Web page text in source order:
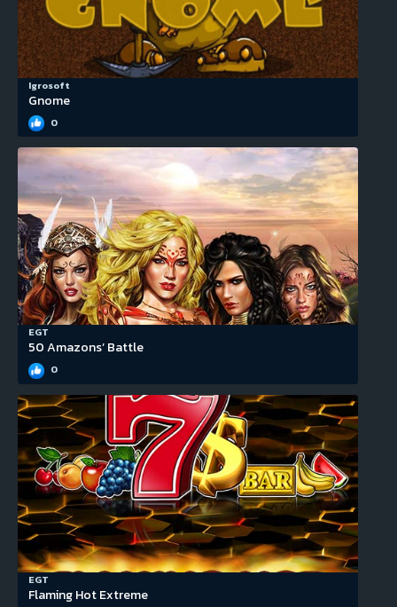
Igrosoft
Gnome
0
EGT
50 Amazons’ Battle
0
EGT
Flaming Hot Extreme